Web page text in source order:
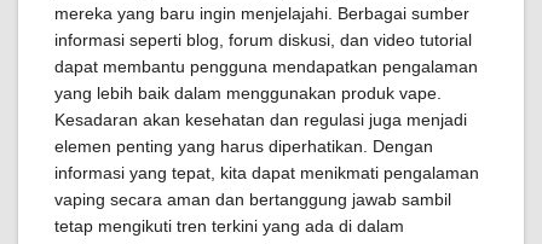
mereka yang baru ingin menjelajahi. Berbagai sumber
informasi seperti blog, forum diskusi, dan video tutorial
dapat membantu pengguna mendapatkan pengalaman
yang lebih baik dalam menggunakan produk vape.
Kesadaran akan kesehatan dan regulasi juga menjadi
elemen penting yang harus diperhatikan. Dengan
informasi yang tepat, kita dapat menikmati pengalaman
vaping secara aman dan bertanggung jawab sambil
tetap mengikuti tren terkini yang ada di dalam